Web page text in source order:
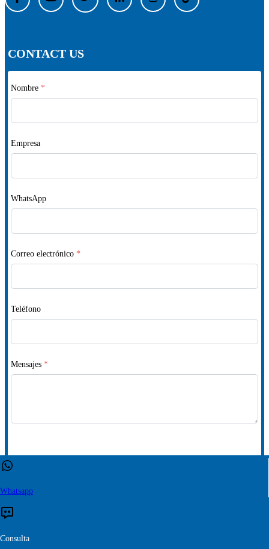
CONTACT US
Nombre *
Empresa
WhatsApp
Correo electrónico *
Teléfono
Mensajes *
Whatsapp
Consulta